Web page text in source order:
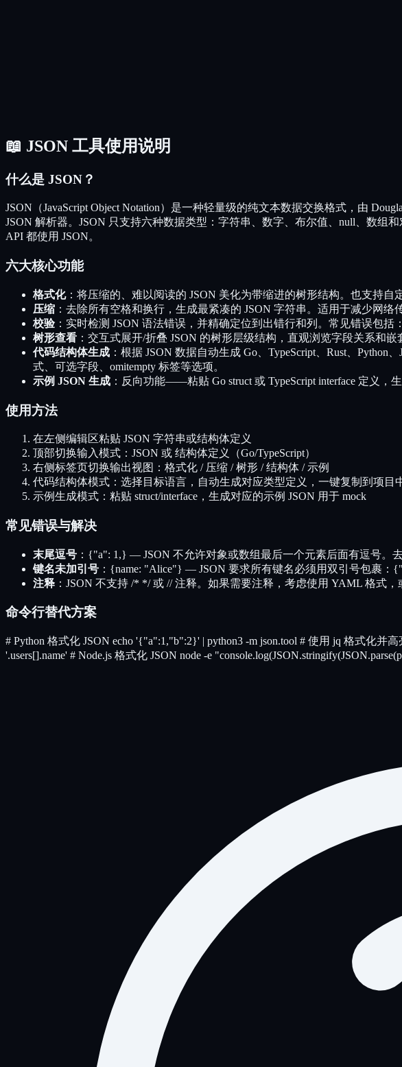
📖 JSON 工具使用说明
什么是 JSON？
JSON（JavaScript Object Notation）是一种轻量级的纯文本数据交换格式，由
JSON 解析器。JSON 只支持六种数据类型：字符串、数字、布尔值、null、数
API 都使用 JSON。
六大核心功能
格式化：将压缩的、难以阅读的 JSON 美化为带缩进的树形结构。也支持自
压缩 ：去除所有空格和换行，生成最紧凑的 JSON 字符串。适用于减少网络
校验：实时检测 JSON 语法错误，并精确定位到出错行和列。常见错误包括
树形查看 ：交互式展开/折叠 JSON 的树形层级结构，直观浏览字段关系和嵌
代码结构体生成 ：根据 JSON 数据自动生成 Go、TypeScript、Rust、Python
式、可选字段、omitempty 标签等选项。
示例 JSON 生成 ：反向功能——粘贴 Go struct 或 TypeScript interface 定义，
使用方法
在左侧编辑区粘贴 JSON 字符串或结构体定义
顶部切换输入模式：JSON 或 结构体定义（Go/TypeScript）
右侧标签页切换输出视图：格式化 / 压缩 / 树形 / 结构体 / 示例
代码结构体模式：选择目标语言，自动生成对应类型定义，一键复制到项目
示例生成模式：粘贴 struct/interface，生成对应的示例 JSON 用于 mock
常见错误与解决
末尾逗号 ：{"a": 1,} — JSON 不允许对象或数组最后一个元素后面有逗号。
键名未加引号 ：{name: "Alice"} — JSON 要求所有键名必须用双引号包裹：
注释 ：JSON 不支持 /* */ 或 // 注释。如果需要注释，考虑使用 YAML 格式，
命令行替代方案
# Python 格式化 JSON echo '{"a":1,"b":2}' | python3 -m json.tool # 使用 jq 格式化
'.users[].name' # Node.js 格式化 JSON node -e